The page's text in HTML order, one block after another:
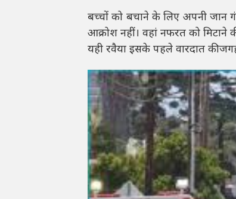
बच्चों को बचाने के लिए अपनी जान
आक्रोश नहीं। वहां नफरत को मिटाने
यही रवैया इसके पहले वारदात की